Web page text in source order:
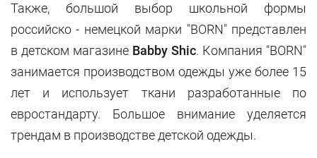
Также, большой выбор школьной формы
российско - немецкой марки "BORN" представлен
в детском магазине Babby Shic. Компания "BORN"
занимается производством одежды уже более 15
лет и использует ткани разработанные по
евростандарту. Большое внимание уделяется
трендам в производстве детской одежды.